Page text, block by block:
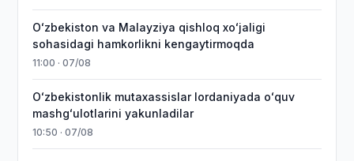
Oʻzbekiston va Malayziya qishloq xoʻjaligi
sohasidagi hamkorlikni kengaytirmoqda
11:00 · 07/08
Oʻzbekistonlik mutaxassislar Iordaniyada oʻquv
mashgʻulotlarini yakunladilar
10:50 · 07/08